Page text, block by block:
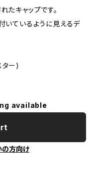
たキャップです。
いているように見えるデ
ー)
available
の方向け